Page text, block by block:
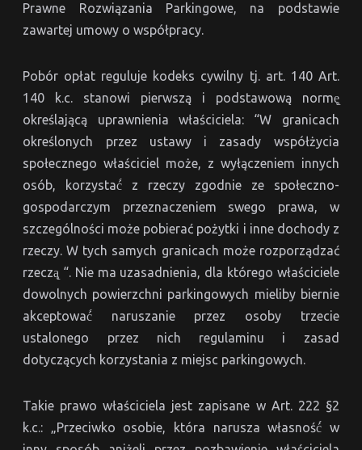
Prawne Rozwiązania Parkingowe, na podstawie
zawartej umowy o współpracy.
Pobór opłat reguluje kodeks cywilny tj. art. 140 Art.
140 k.c. stanowi pierwszą i podstawową normę̨
określającą uprawnienia właściciela: “W granicach
określonych przez ustawy i zasady współżycia
społecznego właściciel może, z wyłączeniem innych
osób, korzystać́ z rzeczy zgodnie ze społeczno-
gospodarczym przeznaczeniem swego prawa, w
szczególności może pobierać pożytki i inne dochody z
rzeczy. W tych samych granicach może rozporządzać
rzeczą̨ “. Nie ma uzasadnienia, dla którego właściciele
dowolnych powierzchni parkingowych mieliby biernie
akceptować́ naruszanie przez osoby trzecie
ustalonego przez nich regulaminu i zasad
dotyczących korzystania z miejsc parkingowych.
Takie prawo właściciela jest zapisane w Art. 222 §2
k.c.: „Przeciwko osobie, która narusza własność́ w